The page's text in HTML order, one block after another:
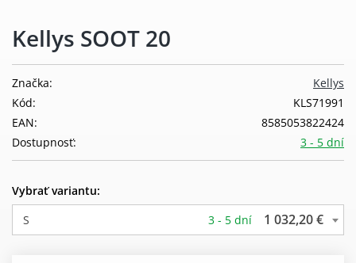
Kellys SOOT 20
Kellys
Značka:
KLS71991
Kód:
8585053822424
EAN:
3 - 5 dní
Dostupnosť:
Vybrať variantu:
S
3 - 5 dní 1 032,20 €